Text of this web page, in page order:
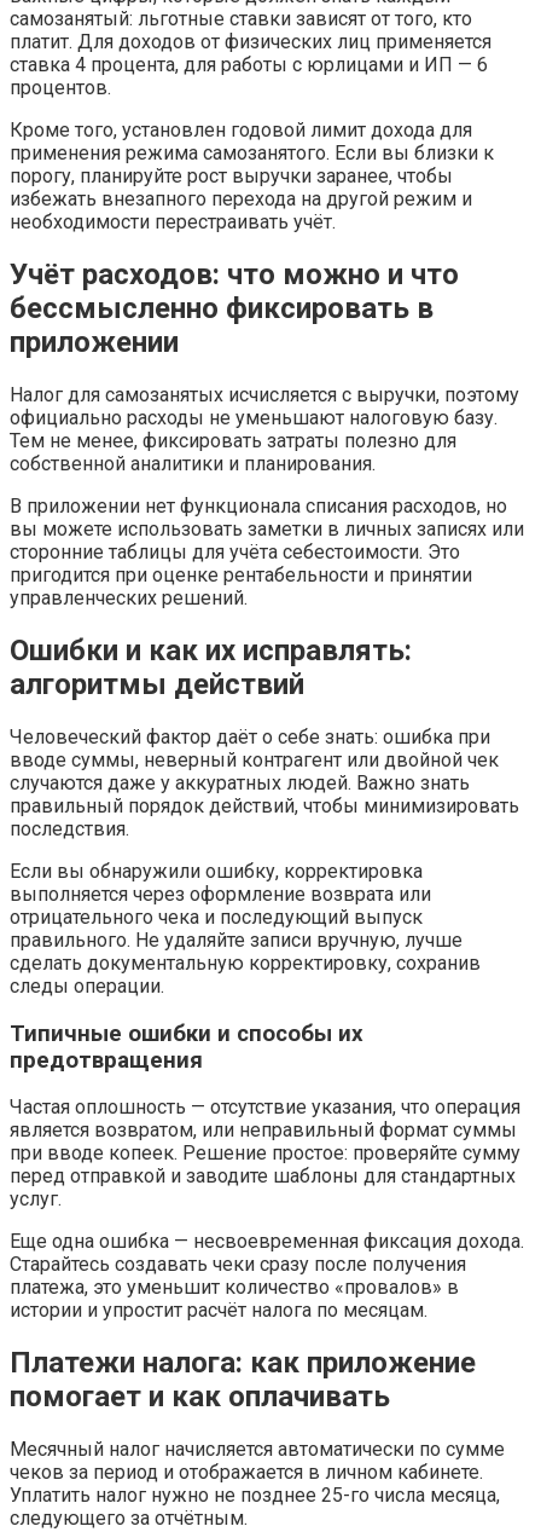
самозанятый: льготные ставки зависят от того, кто
платит. Для доходов от физических лиц применяется
ставка 4 процента, для работы с юрлицами и ИП — 6
процентов.
Кроме того, установлен годовой лимит дохода для
применения режима самозанятого. Если вы близки к
порогу, планируйте рост выручки заранее, чтобы
избежать внезапного перехода на другой режим и
необходимости перестраивать учёт.
Учёт расходов: что можно и что
бессмысленно фиксировать в
приложении
Налог для самозанятых исчисляется с выручки, поэтому
официально расходы не уменьшают налоговую базу.
Тем не менее, фиксировать затраты полезно для
собственной аналитики и планирования.
В приложении нет функционала списания расходов, но
вы можете использовать заметки в личных записях или
сторонние таблицы для учёта себестоимости. Это
пригодится при оценке рентабельности и принятии
управленческих решений.
Ошибки и как их исправлять:
алгоритмы действий
Человеческий фактор даёт о себе знать: ошибка при
вводе суммы, неверный контрагент или двойной чек
случаются даже у аккуратных людей. Важно знать
правильный порядок действий, чтобы минимизировать
последствия.
Если вы обнаружили ошибку, корректировка
выполняется через оформление возврата или
отрицательного чека и последующий выпуск
правильного. Не удаляйте записи вручную, лучше
сделать документальную корректировку, сохранив
следы операции.
Типичные ошибки и способы их
предотвращения
Частая оплошность — отсутствие указания, что операция
является возвратом, или неправильный формат суммы
при вводе копеек. Решение простое: проверяйте сумму
перед отправкой и заводите шаблоны для стандартных
услуг.
Еще одна ошибка — несвоевременная фиксация дохода.
Старайтесь создавать чеки сразу после получения
платежа, это уменьшит количество «провалов» в
истории и упростит расчёт налога по месяцам.
Платежи налога: как приложение
помогает и как оплачивать
Месячный налог начисляется автоматически по сумме
чеков за период и отображается в личном кабинете.
Уплатить налог нужно не позднее 25-го числа месяца,
следующего за отчётным.